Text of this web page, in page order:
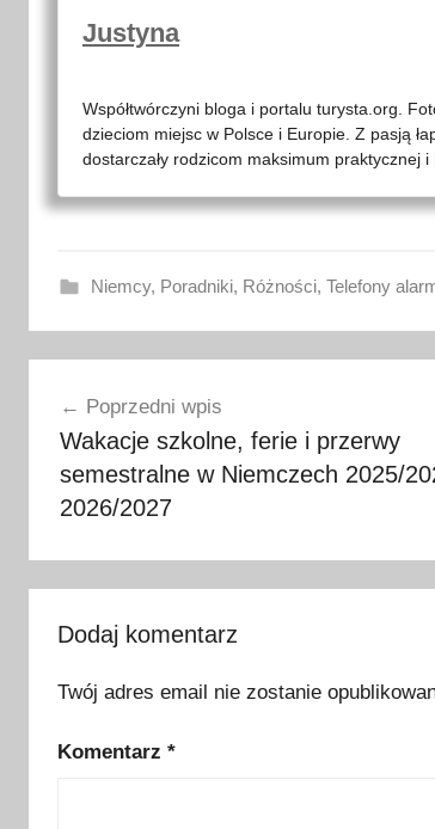
Justyna
Współtwórczyni bloga i portalu turysta.org.
dzieciom miejsc w Polsce i Europie. Z pasją
dostarczały rodzicom maksimum praktycznej i
Niemcy, Poradniki, Różności, Telefony
e
m
c
y
p
g
t
w
wpisuPoprzedni wpis
Wakacje szkolne, ferie i przerwy
semestralne w Niemczech 2025/
2026/2027
Dodaj komentarz
Twój adres email nie zostanie
Komentarz *